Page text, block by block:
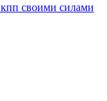
кпп своими силами